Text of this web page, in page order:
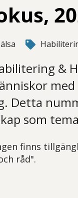
&
med
Detta
som
finns
råd".